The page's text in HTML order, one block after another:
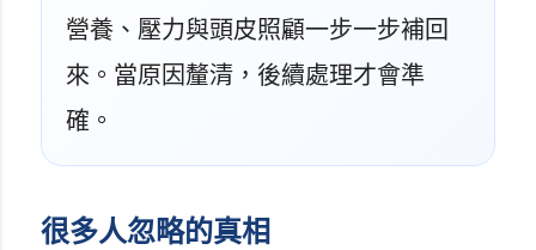
營養、壓力與頭皮照顧一步一步補回
來。當原因釐清，後續處理才會準
確。
很多人忽略的真相